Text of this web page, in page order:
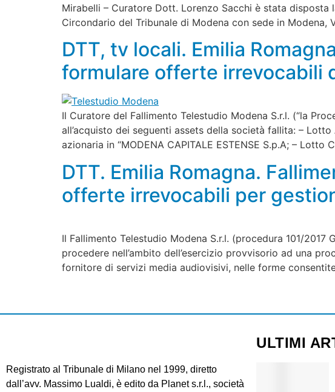
Mirabelli – Curatore Dott. Lorenzo Sacchi è stata
Circondario del Tribunale di Modena con sede in Modena,
DTT, tv locali. Emilia
formulare offerte irrevocabili
Il Curatore del Fallimento Telestudio Modena S.r.l. (“la
all’acquisto dei seguenti assets della società fallita: –
azionaria in “MODENA CAPITALE ESTENSE S.p.A; –
DTT. Emilia Romagna.
offerte irrevocabili per
Il Fallimento Telestudio Modena S.r.l. (procedura 101/
procedere nell’ambito dell’esercizio provvisorio ad una
fornitore di servizi media audiovisivi, nelle forme
Registrato al Tribunale di Milano nel 1999, diretto
dall’avv. Massimo Lualdi, è edito da Planet s.r.l., società
ULTIMI